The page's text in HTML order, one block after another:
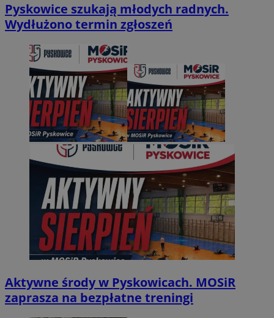
Pyskowice szukają młodych radnych.
Wydłużono termin zgłoszeń
Aktywne środy w Pyskowicach. MOSiR
zaprasza na bezpłatne treningi